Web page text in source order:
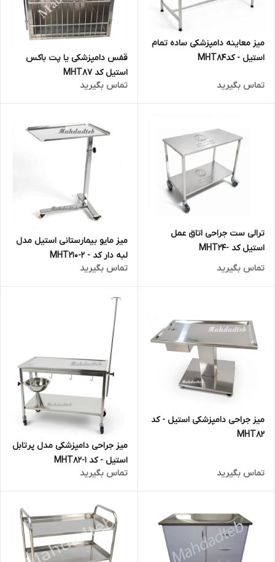
میز معاینه دامپزشکی ساده تمام
استیل - کدMHT84
تماس بگیرید
قفس دامپزشکی یا پت باکس
استیل کد MHT87
تماس بگیرید
ترالی ست جراحی اتاق عمل
استیل کد -MHT24
تماس بگیرید
میز مایو بیمارستانی استیل مدل
لبه دار کد - MHT210-2
تماس بگیرید
میز جراحی دامپزشکی استیل - کد
MHT82
تماس بگیرید
میز جراحی دامپزشکی مدل پرتابل
استیل - کد MHT82-1
تماس بگیرید